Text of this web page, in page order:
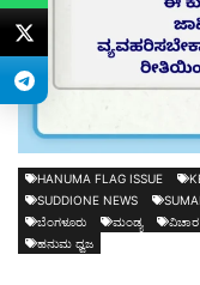
HANUMA FLAG ISSUE
SUDDIONE NEWS
ಬೆಂಗಳೂರು
ಮಂಡ್ಯ ವಿಚಾರ
ಹನುಮ ಧ್ವಜ